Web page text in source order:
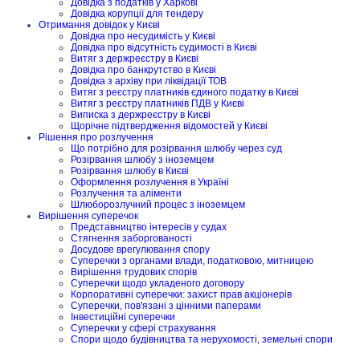
Довідка з податків у Харкові
Довідка корупції для тендеру
Отримання довідок у Києві
Довідка про несудимість у Києві
Довідка про відсутність судимості в Києві
Витяг з держреєстру в Києві
Довідка про банкрутство в Києві
Довідка з архіву при ліквідації ТОВ
Витяг з реєстру платників єдиного податку в Києві
Витяг з реєстру платників ПДВ у Києві
Виписка з держреєстру в Києві
Щорічне підтвердження відомостей у Києві
Рішення про розлучення
Що потрібно для розірвання шлюбу через суд
Розірвання шлюбу з іноземцем
Розірвання шлюбу в Києві
Оформлення розлучення в Україні
Розлучення та аліменти
Шлюборозлучний процес з іноземцем
Вирішення суперечок
Представництво інтересів у судах
Стягнення заборгованості
Досудове врегулювання спору
Суперечки з органами влади, податковою, митницею
Вирішення трудових спорів
Суперечки щодо укладеного договору
Корпоративні суперечки: захист прав акціонерів
Суперечки, пов'язані з цінними паперами
Інвестиційні суперечки
Суперечки у сфері страхування
Спори щодо будівництва та нерухомості, земельні спори